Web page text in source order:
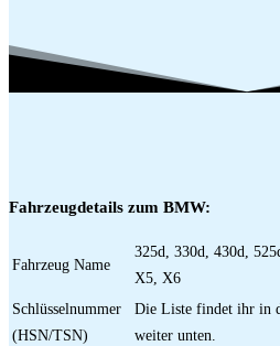
Fahrzeugdetails zum BMW:
Fahrzeug Name
325d, 330d, 430d,
X5, X6
Schlüsselnummer
(HSN/TSN)
Die Liste findet ihr in
weiter unten.